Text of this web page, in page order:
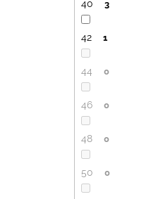
40 3
42 1
44 0
46 0
48 0
50 0